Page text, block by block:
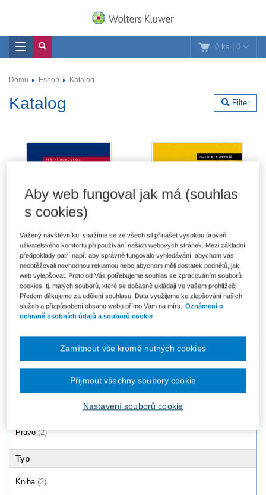
0 ks | 0
Domů Eshop Katalog
Filter
Katalog
Právo informačních technologií,
2. vydání
Od 1 677 Kč
GDPR / Obecné nařízení o
ochraně osobních údajů
(2016/679/EU) -...
Od 860 Kč
Produkty
Právo (2)
Typ
Kniha (2)
Aby web fungoval jak má (souhlas
s cookies)
Vážený návštěvníku, snažíme se ze všech sil přinášet vysokou úroveň
uživatelského komfortu při používání našich webových stránek. Mezi základní
předpoklady patří např. aby správně fungovalo vyhledávání, abychom vás
neobtěžovali nevhodnou reklamou nebo abychom měli dostatek podnětů, jak
web vylepšovat. Proto od Vás potřebujeme souhlas se zpracováním souborů
cookies, tj. malých souborů, které se dočasně ukládají ve vašem prohlížeči.
Předem děkujeme za udělení souhlasu. Data využijeme ke zlepšování našich
služeb a přizpůsobení obsahu webu přímo Vám na míru.
Oznámení o
ochraně osobních údajů a souborů cookie
Nastavení souborů cookie
Zamítnout vše kromě nutných cookies
Přijmout všechny soubory cookie